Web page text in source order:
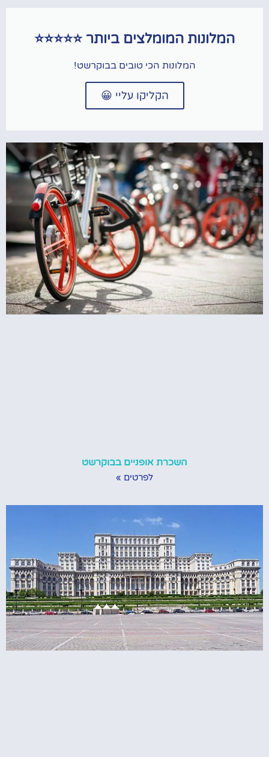
המלונות המומלצים ביותר ⭐⭐⭐⭐⭐
המלונות הכי טובים בבוקרשט!
הקליקו עליי 😀
השכרת אופניים בבוקרשט
לפרטים »